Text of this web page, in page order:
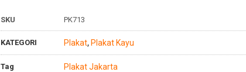
SKU PK713
KATEGORI Plakat, Plakat Kayu
Tag Plakat Jakarta